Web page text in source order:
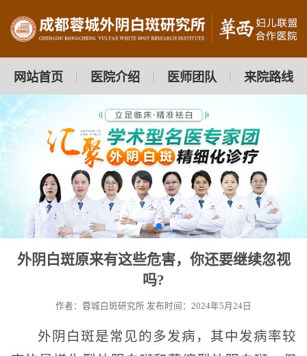
网站首页 医院介绍 医师团队 来院路线
外阴白斑原来有这些危害，你还要继续忽视
吗?
作者：蓉城白斑研究所 发布时间：2024年5月24日
外阴白斑是常见的多发病，其中发病率较